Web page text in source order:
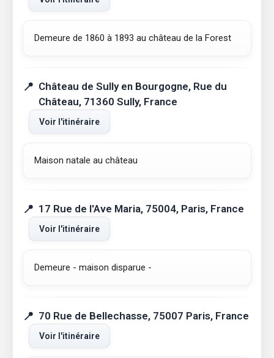
Demeure de 1860 à 1893 au château de la Forest
Château de Sully en Bourgogne, Rue du
Château, 71360 Sully, France
Voir l'itinéraire
Maison natale au château
17 Rue de l'Ave Maria, 75004, Paris, France
Voir l'itinéraire
Demeure - maison disparue -
70 Rue de Bellechasse, 75007 Paris, France
Voir l'itinéraire